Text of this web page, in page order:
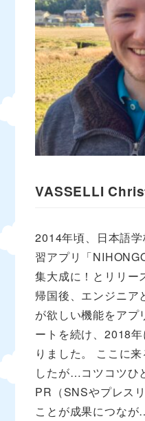
VASSELLI
2014年頃、日本語
習アプリ「
集大成に！とリリー
帰国後、エンジニア
が欲しい機能をアプ
ートを続け、2018
りました。 ここに
したが…コツコツひ
PR（SNSやプレス
ことが成果につな